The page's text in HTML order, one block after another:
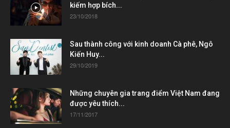
kiếm hợp bích...
23/10/2018
Sau thành công với kinh doanh Cà phê, Ngô
Kiến Huy...
29/10/2019
Những chuyên gia trang điểm Việt Nam đang
được yêu thích...
17/11/2017